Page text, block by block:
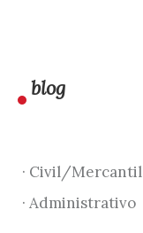
blog
· Civil/Mercantil
· Administrativo